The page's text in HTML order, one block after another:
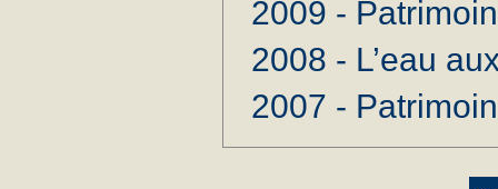
2009 -
2008 - L’eau
2007 -